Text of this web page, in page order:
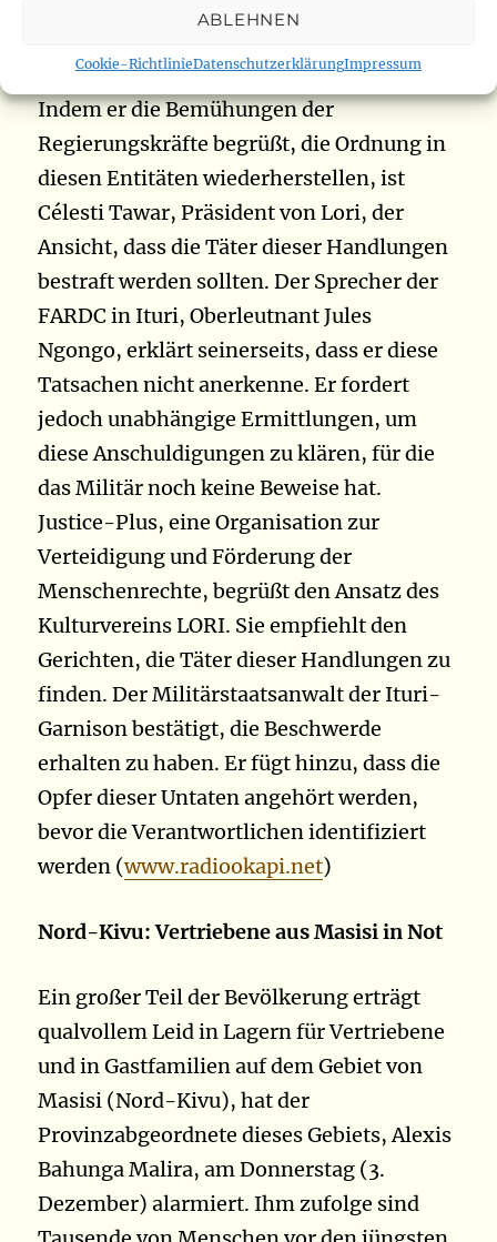
ABLEHNEN
Cookie-RichtlinieDatenschutzerklärungImpressum
einschließlich der Produkte der Felder.
Indem er die Bemühungen der
Regierungskräfte begrüßt, die Ordnung in
diesen Entitäten wiederherstellen, ist
Célesti Tawar, Präsident von Lori, der
Ansicht, dass die Täter dieser Handlungen
bestraft werden sollten. Der Sprecher der
FARDC in Ituri, Oberleutnant Jules
Ngongo, erklärt seinerseits, dass er diese
Tatsachen nicht anerkenne. Er fordert
jedoch unabhängige Ermittlungen, um
diese Anschuldigungen zu klären, für die
das Militär noch keine Beweise hat.
Justice-Plus, eine Organisation zur
Verteidigung und Förderung der
Menschenrechte, begrüßt den Ansatz des
Kulturvereins LORI. Sie empfiehlt den
Gerichten, die Täter dieser Handlungen zu
finden. Der Militärstaatsanwalt der Ituri-
Garnison bestätigt, die Beschwerde
erhalten zu haben. Er fügt hinzu, dass die
Opfer dieser Untaten angehört werden,
bevor die Verantwortlichen identifiziert
werden (www.radiookapi.net)
Nord-Kivu: Vertriebene aus Masisi in Not
Ein großer Teil der Bevölkerung erträgt
qualvollem Leid in Lagern für Vertriebene
und in Gastfamilien auf dem Gebiet von
Masisi (Nord-Kivu), hat der
Provinzabgeordnete dieses Gebiets, Alexis
Bahunga Malira, am Donnerstag (3.
Dezember) alarmiert. Ihm zufolge sind